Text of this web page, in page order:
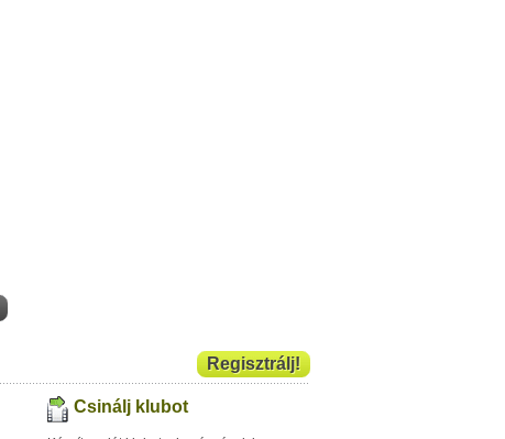
Regisztrálj!
Csinálj klubot